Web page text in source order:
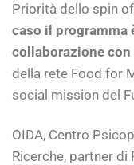
Priorità dello spin
caso il programma
collaborazione
della rete Food for
social mission del
OIDA, Centro
Ricerche, partner